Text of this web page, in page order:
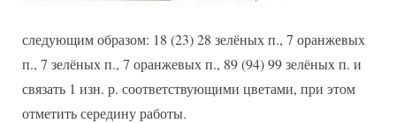
следующим образом: 18 (23) 28 зелёных п., 7 оранжевых
п., 7 зелёных п., 7 оранжевых п., 89 (94) 99 зелёных п. и
связать 1 изн. р. соответствующими цветами, при этом
отметить середину работы.